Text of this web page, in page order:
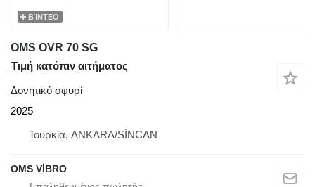
ΒΊΝΤΕΟ
OMS OVR 70 SG
Τιμή κατόπιν αιτήματος
Δονητικό σφυρί
2025
Τουρκία, ANKARA/SİNCAN
OMS VİBRO